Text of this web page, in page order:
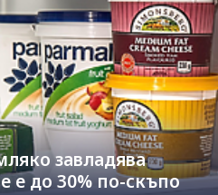
завладява
е до 30% по-скъпо